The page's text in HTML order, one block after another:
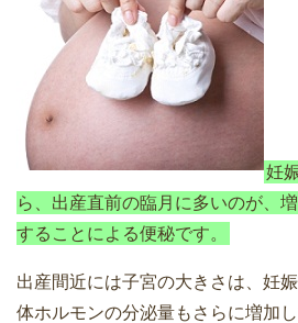
妊
ら、出産直前の臨月に多いのが、
することによる便秘です。
出産間近には子宮の大きさは、妊
体ホルモンの分泌量もさらに増加し